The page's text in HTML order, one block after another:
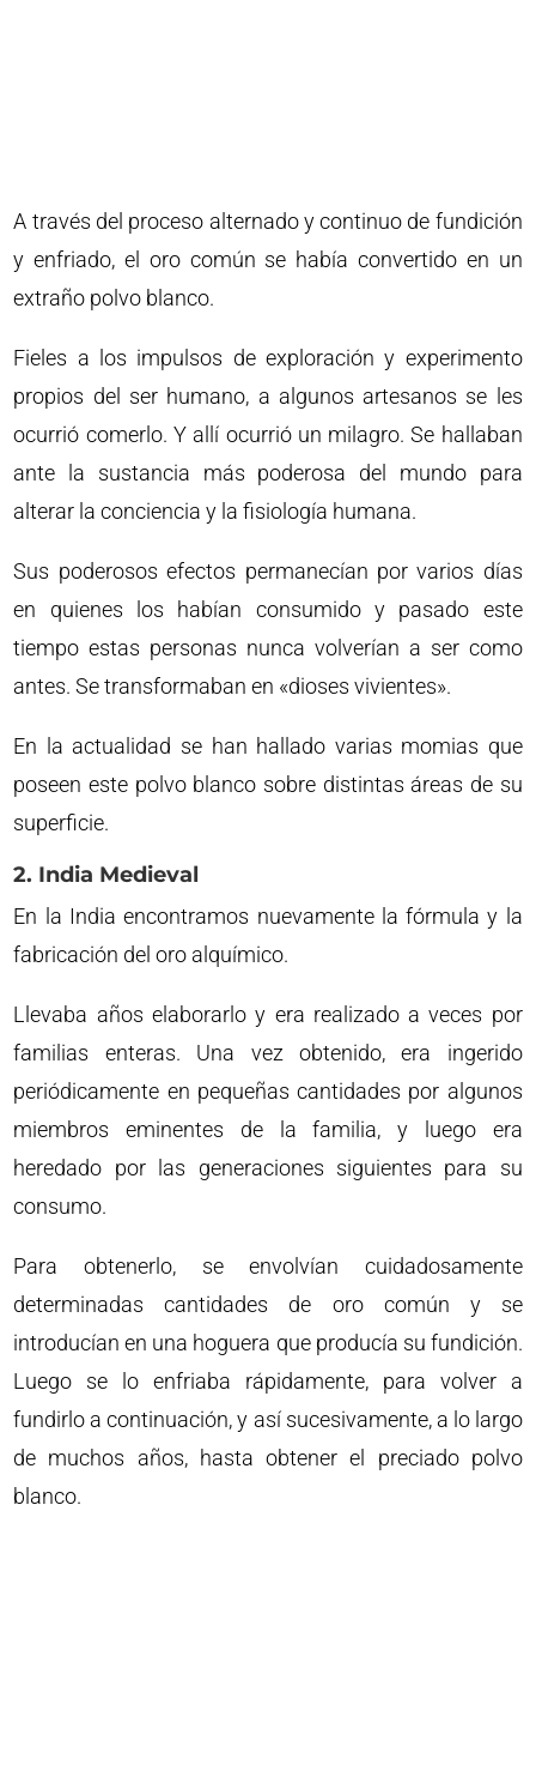
A través del proceso alternado y continuo de fundición
y enfriado, el oro común se había convertido en un
extraño polvo blanco.
Fieles a los impulsos de exploración y experimento
propios del ser humano, a algunos artesanos se les
ocurrió comerlo. Y allí ocurrió un milagro. Se hallaban
ante la sustancia más poderosa del mundo para
alterar la conciencia y la fisiología humana.
Sus poderosos efectos permanecían por varios días
en quienes los habían consumido y pasado este
tiempo estas personas nunca volverían a ser como
antes. Se transformaban en «dioses vivientes».
En la actualidad se han hallado varias momias que
poseen este polvo blanco sobre distintas áreas de su
superficie.
2. India Medieval
En la India encontramos nuevamente la fórmula y la
fabricación del oro alquímico.
Llevaba años elaborarlo y era realizado a veces por
familias enteras. Una vez obtenido, era ingerido
periódicamente en pequeñas cantidades por algunos
miembros eminentes de la familia, y luego era
heredado por las generaciones siguientes para su
consumo.
Para obtenerlo, se envolvían cuidadosamente
determinadas cantidades de oro común y se
introducían en una hoguera que producía su fundición.
Luego se lo enfriaba rápidamente, para volver a
fundirlo a continuación, y así sucesivamente, a lo largo
de muchos años, hasta obtener el preciado polvo
blanco.